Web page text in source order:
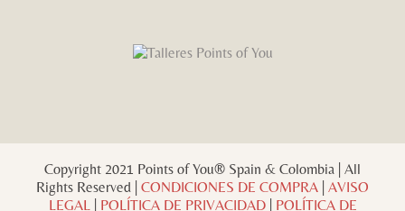
Copyright 2021 Points of You® Spain & Colombia | All
Rights Reserved | CONDICIONES DE COMPRA AVISO
LEGAL| POLÍTICA DE PRIVACIDAD| POLÍTICA DE